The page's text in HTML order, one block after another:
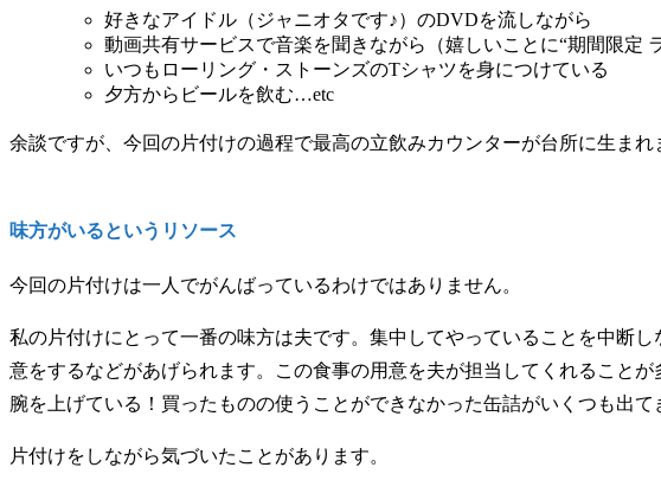
好きなアイドル（ジャニオタです♪）のDVDを流しながら
動画共有サービスで音楽を聞きながら（嬉しいことに“期間限定
いつもローリング・ストーンズのTシャツを身につけている
夕方からビールを飲む…etc
余談ですが、今回の片付けの過程で最高の立飲みカウンターが台所に生ま
味方がいるというリソース
今回の片付けは一人でがんばっているわけではありません。
私の片付けにとって一番の味方は夫です。集中してやっていることを中断
意をするなどがあげられます。この食事の用意を夫が担当してくれること
腕を上げている！買ったものの使うことができなかった缶詰がいくつも出
片付けをしながら気づいたことがあります。